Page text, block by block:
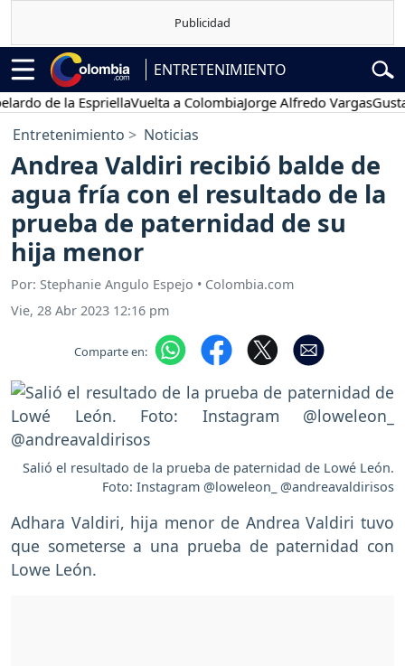
ENTRETENIMIENTO
de la EspriellaVuelta a ColombiaJorge Alfredo VargasGustavo
Entretenimiento Noticias
Andrea Valdiri recibió balde de
agua fría con el resultado de la
prueba de paternidad de su
hija menor
Por: Stephanie Angulo Espejo • Colombia.com
Vie, 28 Abr 2023 12:16 pm
Comparte en:
Salió el resultado de la prueba de paternidad de Lowé León.
Foto: Instagram @loweleon_ @andreavaldirisos
Adhara Valdiri, hija menor de Andrea Valdiri tuvo
que someterse a una prueba de paternidad con
Lowe León.